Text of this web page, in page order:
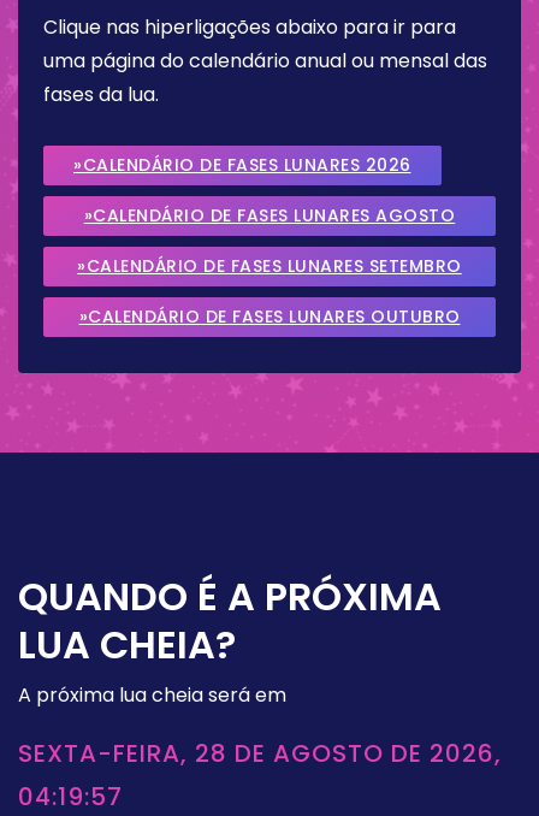
Clique nas hiperligações abaixo para ir para
uma página do calendário anual ou mensal das
fases da lua.
»CALENDÁRIO DE FASES LUNARES 2026
»CALENDÁRIO DE FASES LUNARES AGOSTO
2026
»CALENDÁRIO DE FASES LUNARES SETEMBRO
2026
»CALENDÁRIO DE FASES LUNARES OUTUBRO
QUANDO É A PRÓXIMA
LUA CHEIA?
A próxima lua cheia será em
SEXTA-FEIRA, 28 DE AGOSTO DE 2026,
04:19:57